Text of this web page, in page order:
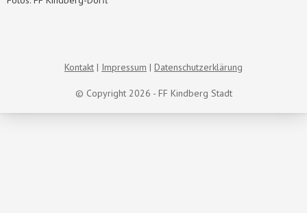
© Copyright 2026 - FF Kindberg Stadt
Kontakt Impressum Datenschutzerklärung